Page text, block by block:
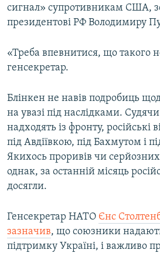
сигнал» супротивникам США,
президентові РФ Володимиру
«Треба впевнитися, що такого
генсекретар.
Блінкен не навів подробиць
на увазі під наслідками.
надходять із фронту, російські
під Авдіївкою, під Бахмутом і
Якихось проривів чи
однак, за останній місяць
досягли.
Генсекретар НАТО Єнс
зазначив, що союзники
підтримку Україні, і важливо